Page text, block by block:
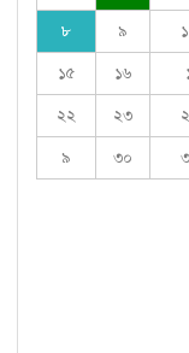
৮ ৯
১৫ ১৬
২২ ২৩
৯ ৩০